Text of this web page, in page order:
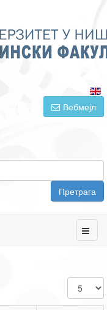
Вебмејл
Претрага
Приказ
#